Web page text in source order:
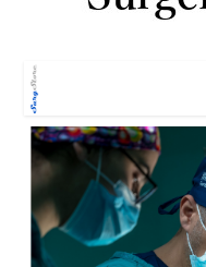
преимущества